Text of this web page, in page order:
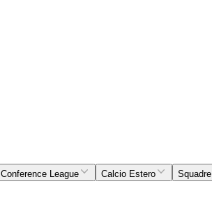
Conference League Calcio Estero Squadre